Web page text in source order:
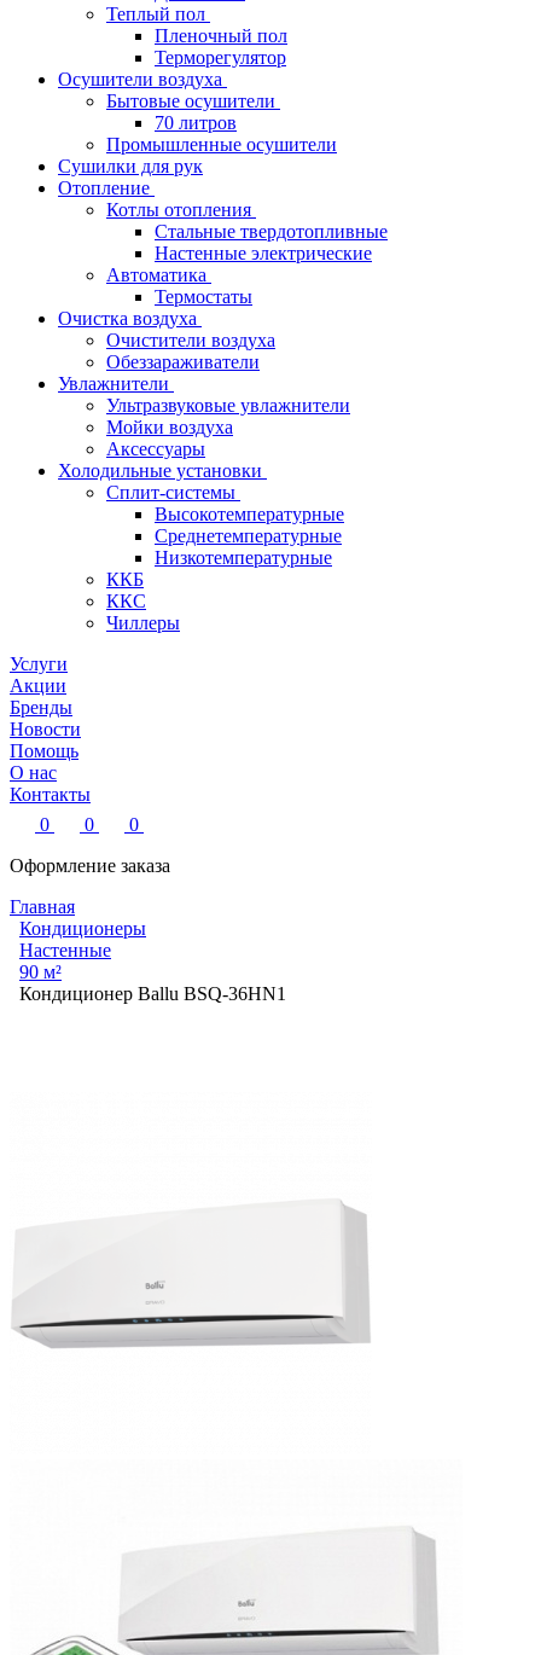
Теплый пол
Пленочный пол
Терморегулятор
Осушители воздуха
Бытовые осушители
70 литров
Промышленные осушители
Сушилки для рук
Отопление
Котлы отопления
Стальные твердотопливные
Настенные электрические
Автоматика
Термостаты
Очистка воздуха
Очистители воздуха
Обеззараживатели
Увлажнители
Ультразвуковые увлажнители
Мойки воздуха
Аксессуары
Холодильные установки
Сплит-системы
Высокотемпературные
Среднетемпературные
Низкотемпературные
ККБ
ККС
Чиллеры
Услуги
Акции
Бренды
Новости
Помощь
О нас
Контакты
0
0
0
Оформление заказа
Главная
Кондиционеры
Настенные
90 м²
Кондиционер Ballu BSQ-36HN1